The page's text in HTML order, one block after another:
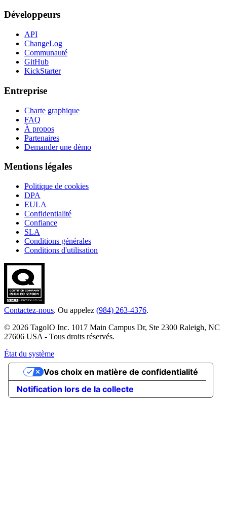
Développeurs
API
ChangeLog
Communauté
GitHub
KickStarter
Entreprise
Charte graphique
FAQ
À propos
Partenaires
Demander une démo
Mentions légales
Politique de cookies
DPA
EULA
Confidentialité
Confiance
SLA
Conditions générales
Conditions d'utilisation
Contactez-nous. Ou appelez (984) 263-4376.
© 2026 TagoIO Inc. 1017 Main Campus Dr, Ste 2300 Raleigh, NC
27606 USA - Tous droits réservés.
État du système
Notification lors de la collecte
Vos choix en matière de confidentialité